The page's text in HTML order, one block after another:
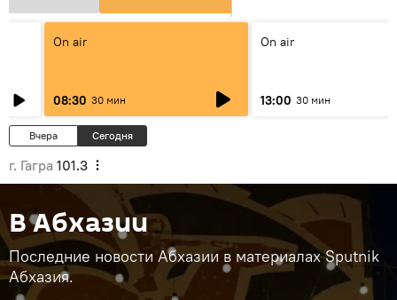
On air
08:30 30 мин
On air
13:00 30 мин
Вчера Сегодня
г. Гагра 101.3
В Абхазии
Последние новости Абхазии в материалах Sputnik
Абхазия.